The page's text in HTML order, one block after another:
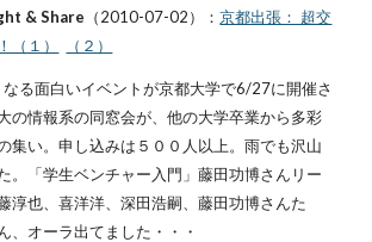
& Share （2010-07-02）：京都出張： 超交
（１）
（２）
なる面白いイベントが京都大学で6/27に開催さ
の情報系の同窓会が、他の大学卒業から多彩
集い。申し込みは５００人以上。雨でも沢山
。「学生ベンチャー入門」藤田功博さんリー
淳也、喜洋洋、深田浩嗣、藤田功博さんた
、オーラ出てました・・・